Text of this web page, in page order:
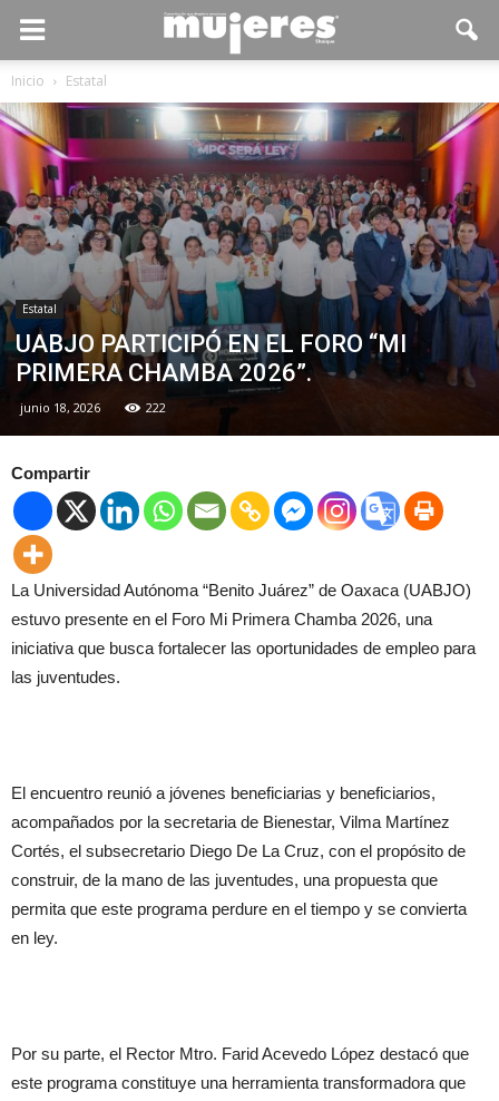
Inicio Estatal
Estatal
UABJO PARTICIPÓ EN EL FORO “MI
PRIMERA CHAMBA 2026”.
junio 18, 2026 222
Compartir
La Universidad Autónoma “Benito Juárez” de Oaxaca (UABJO)
estuvo presente en el Foro Mi Primera Chamba 2026, una
iniciativa que busca fortalecer las oportunidades de empleo para
las juventudes.
El encuentro reunió a jóvenes beneficiarias y beneficiarios,
acompañados por la secretaria de Bienestar, Vilma Martínez
Cortés, el subsecretario Diego De La Cruz, con el propósito de
construir, de la mano de las juventudes, una propuesta que
permita que este programa perdure en el tiempo y se convierta
en ley.
Por su parte, el Rector Mtro. Farid Acevedo López destacó que
este programa constituye una herramienta transformadora que